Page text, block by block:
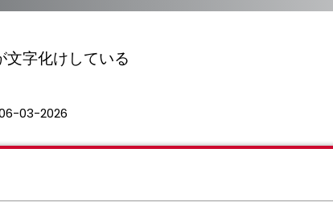
文字化けしている
03-2026